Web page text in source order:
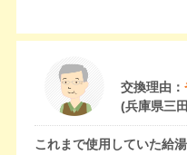
交換理由：
(兵庫県三
これまで使用していた給